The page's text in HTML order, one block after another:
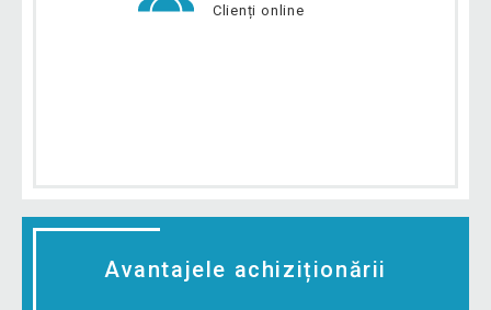
Clienți online
Avantajele achiziționării